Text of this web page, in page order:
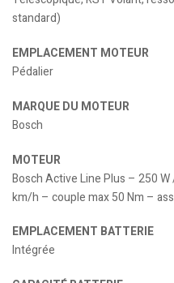
standard)
EMPLACEMENT MOTEUR
Pédalier
MARQUE DU MOTEUR
Bosch
MOTEUR
Bosch Active Line Plus – 250
km/h – couple max 50 Nm –
EMPLACEMENT BATTERIE
Intégrée